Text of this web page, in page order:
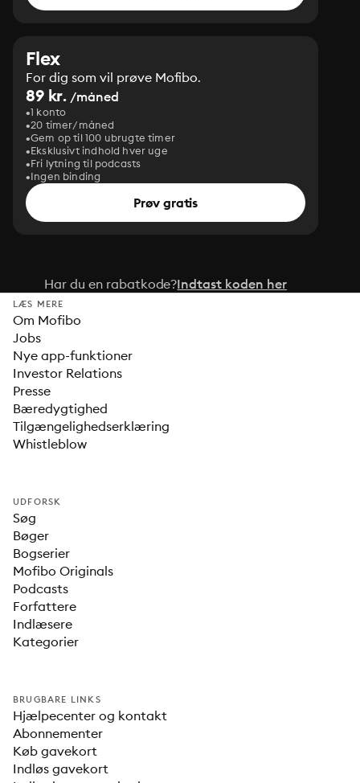
Flex
For dig som vil prøve Mofibo.
89 kr. /måned
1 konto
20 timer/måned
Gem op til 100 ubrugte timer
Eksklusivt indhold hver uge
Fri lytning til podcasts
Ingen binding
Prøv gratis
Har du en rabatkode?Indtast koden her
LÆS MERE
Om Mofibo
Jobs
Nye app-funktioner
Investor Relations
Presse
Bæredygtighed
Tilgængelighedserklæring
Whistleblow
UDFORSK
Søg
Bøger
Bogserier
Mofibo Originals
Podcasts
Forfattere
Indlæsere
Kategorier
BRUGBARE LINKS
Hjælpecenter og kontakt
Abonnementer
Køb gavekort
Indløs gavekort